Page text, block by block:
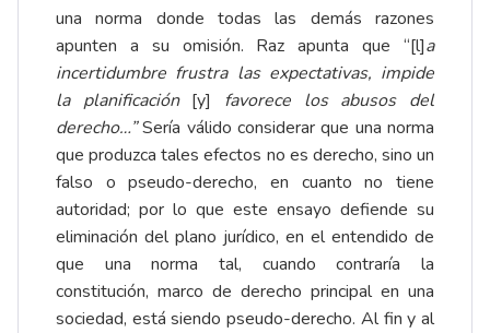
una norma donde todas las demás razones
apunten a su omisión. Raz apunta que “[l]a
incertidumbre frustra las expectativas, impide
la planificación [y]
favorece los abusos del
derecho…”Sería válido considerar que una norma
que produzca tales efectos no es derecho, sino un
falso o pseudo-derecho, en cuanto no tiene
autoridad; por lo que este ensayo defiende su
eliminación del plano jurídico, en el entendido de
que una norma tal, cuando contraría la
constitución, marco de derecho principal en una
sociedad, está siendo pseudo-derecho. Al fin y al